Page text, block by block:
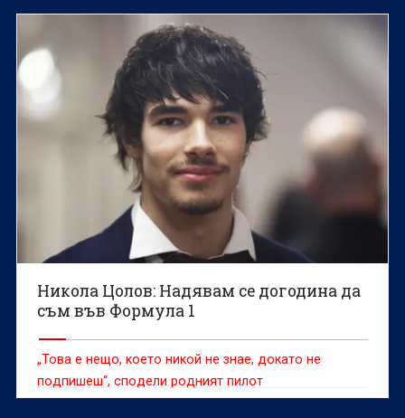
Никола Цолов: Надявам се догодина да
съм във Формула 1
„Това е нещо, което никой не знае, докато не
подпишеш“, сподели родният пилот